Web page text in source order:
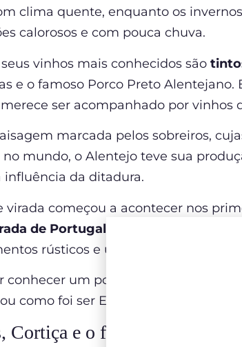
clima quente, enquanto os
calorosos e com pouca chuva.
seus vinhos mais conhecidos são
e o famoso Porco Preto
ser acompanhado por
marcada pelos sobreiros,
mundo, o Alentejo teve sua
influência da ditadura.
virada começou a acontecer nos
de Portugal na União Europeia
,
rústicos e ultrapassados em
conhecer um pouquinho mais,
como foi ser Embaixador dos
Cortiça e o famoso Porco